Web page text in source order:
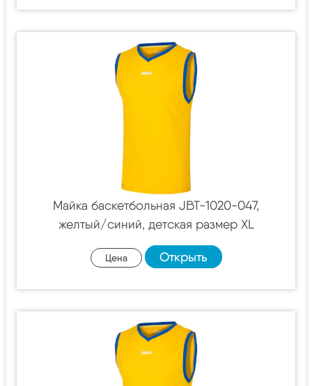
Майка баскетбольная JBT-1020-047,
желтый/синий, детская размер XL
Цена Открыть